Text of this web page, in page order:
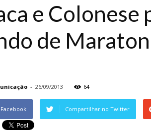
e Colonese
de
- 26/09/2013 64
Compartilhar no Twitter